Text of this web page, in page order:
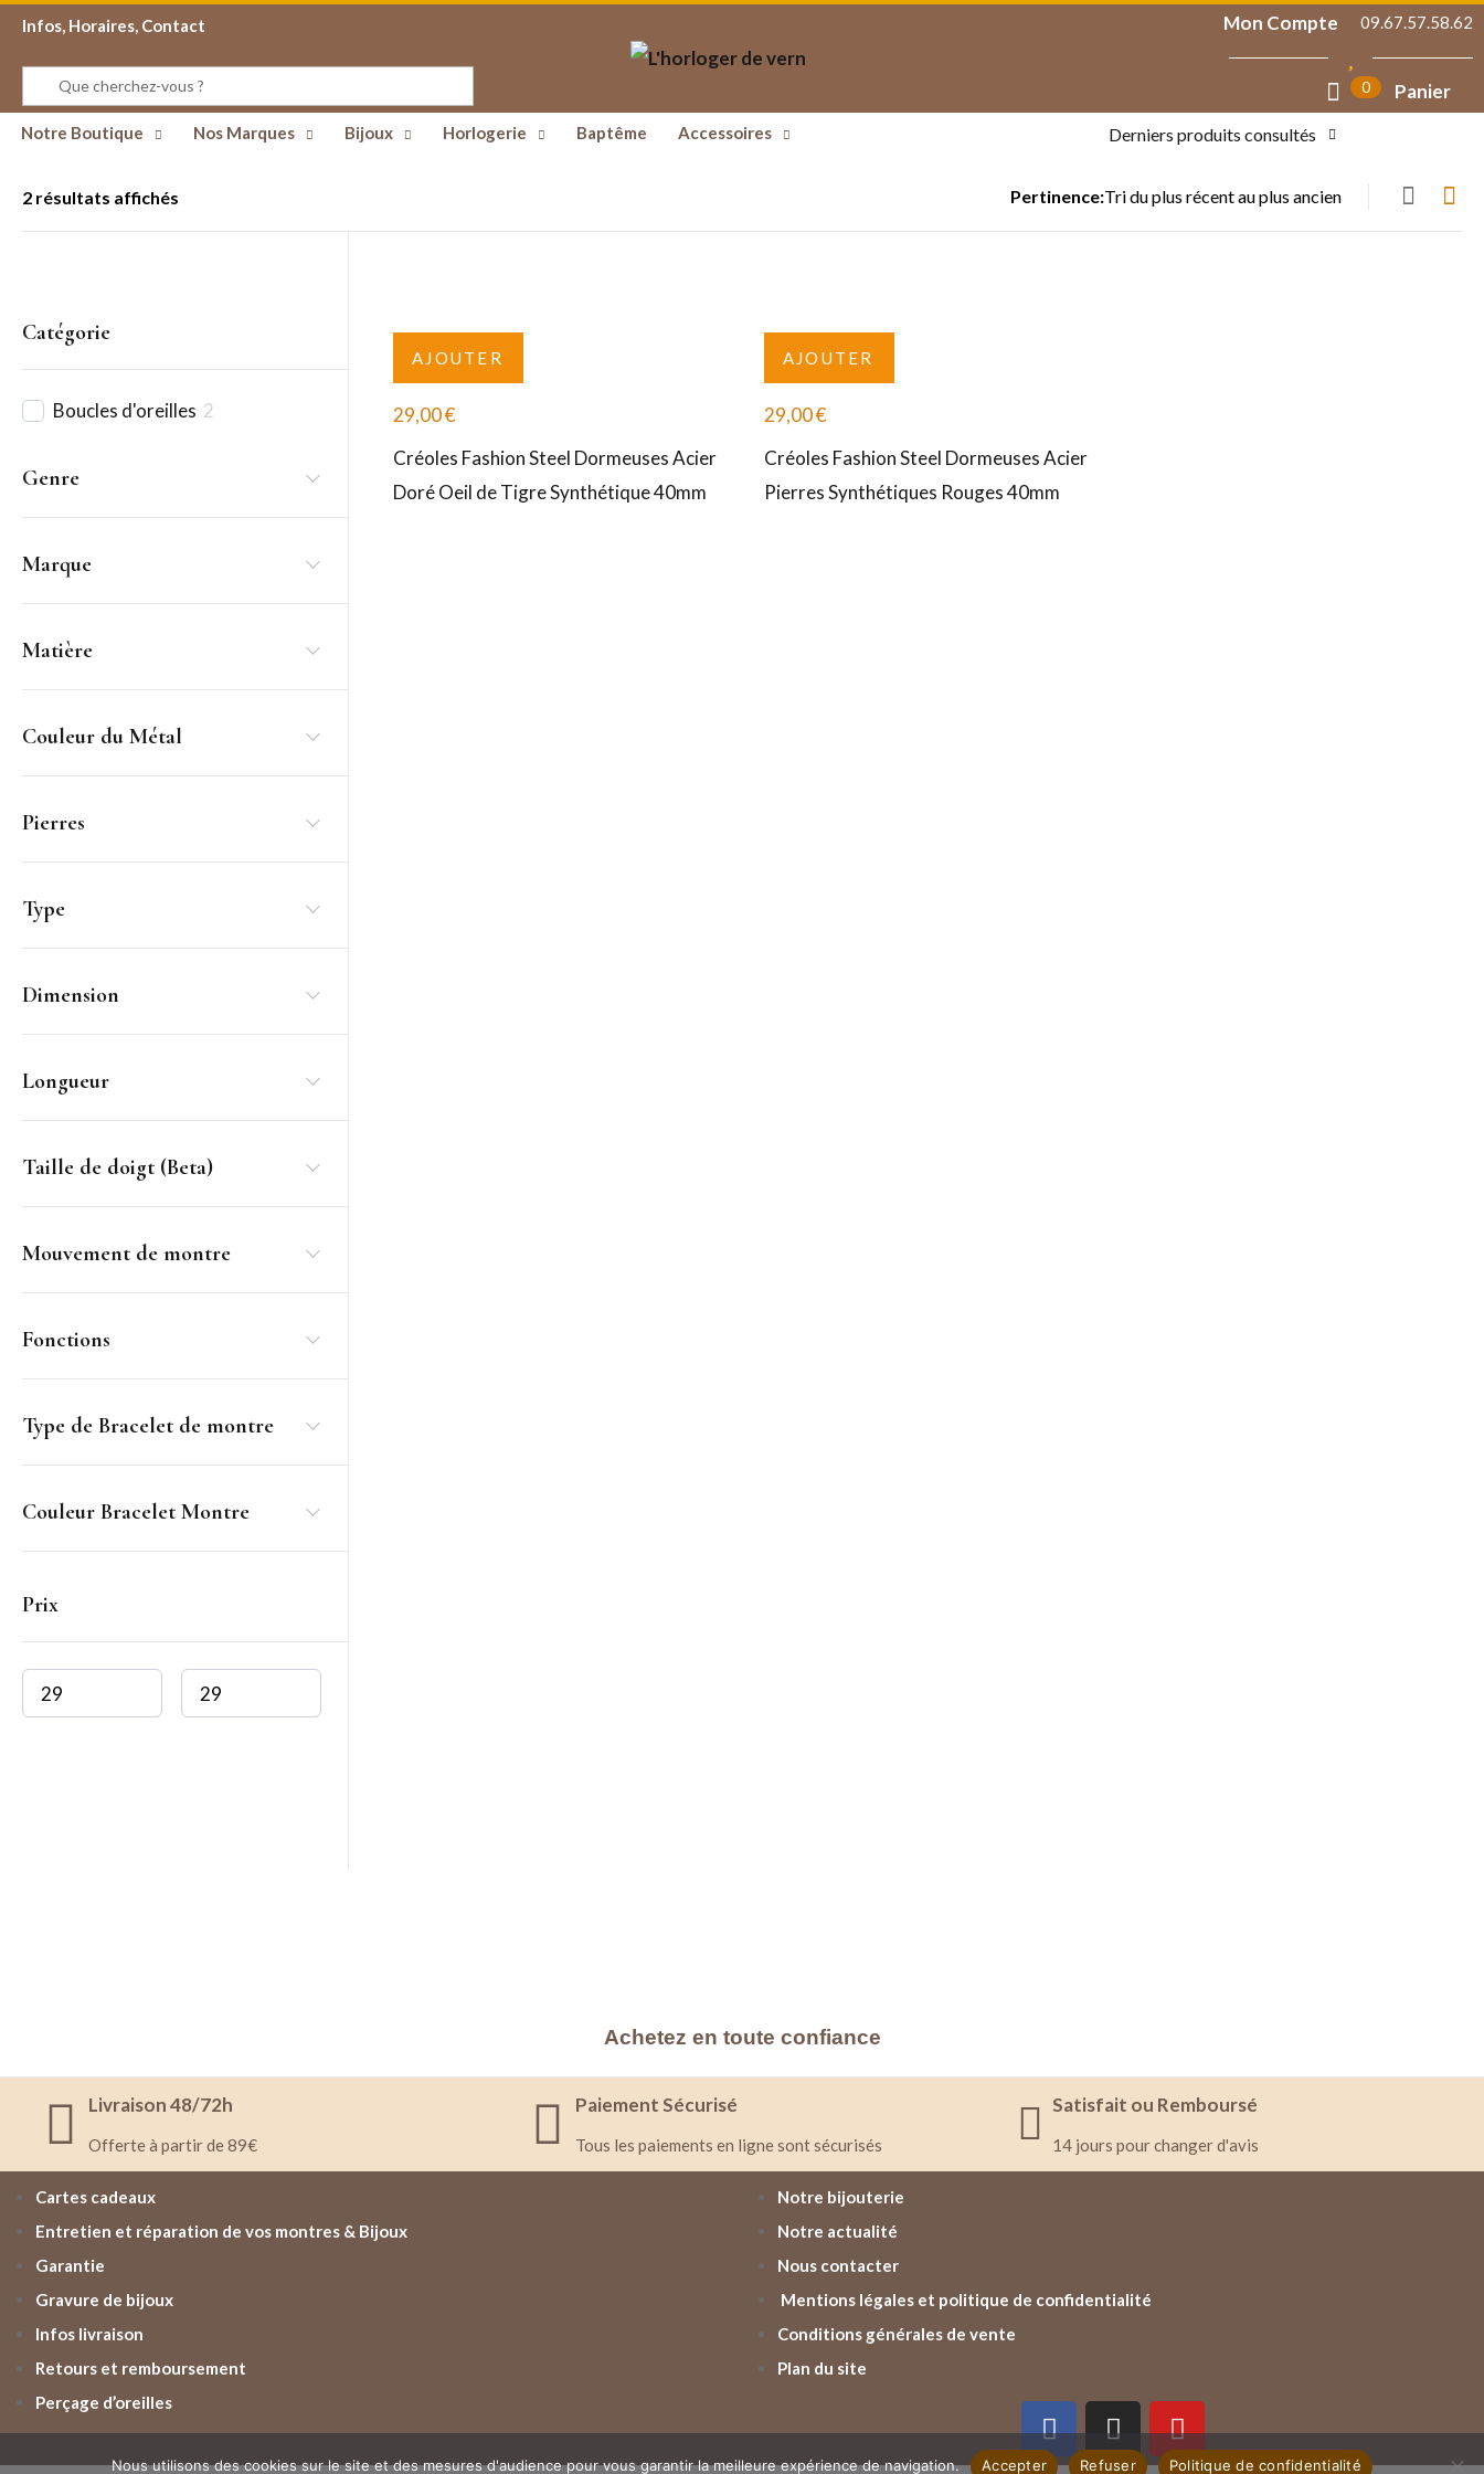
Infos, Horaires, Contact Mon Compte 09.67.57.58.62
0 Panier
Notre Boutique Nos Marques Bijoux Horlogerie Baptême Accessoires Derniers produits consultés
2 résultats affichés Pertinence:
Catégorie
Boucles d'oreilles 2
Genre
Marque
Matière
Couleur du Métal
Pierres
Type
Dimension
Longueur
Taille de doigt (Beta)
Mouvement de montre
Fonctions
Type de Bracelet de montre
Couleur Bracelet Montre
Prix
AJOUTER
29,00€
Créoles Fashion Steel Dormeuses Acier
Doré Oeil de Tigre Synthétique 40mm
AJOUTER
29,00€
Créoles Fashion Steel Dormeuses Acier
Pierres Synthétiques Rouges 40mm
Achetez en toute confiance
Livraison 48/72h
Offerte à partir de 89€
Paiement Sécurisé
Tous les paiements en ligne sont sécurisés
Satisfait ou Remboursé
14 jours pour changer d'avis
Cartes cadeaux
Entretien et réparation de vos montres & Bijoux
Garantie
Gravure de bijoux
Infos livraison
Retours et remboursement
Perçage d’oreilles
Notre bijouterie
Notre actualité
Nous contacter
Mentions légales et politique de confidentialité
Conditions générales de vente
Plan du site
Nous utilisons des cookies sur le site et des mesures d'audience pour vous garantir la meilleure expérience de navigation. Accepter Refuser Politique de confidentialité